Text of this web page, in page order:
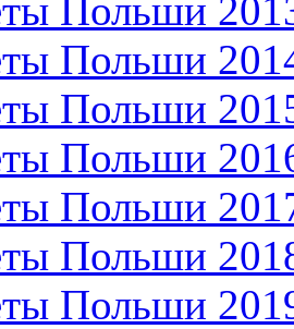
Польши
Польши
Польши
Польши
Польши
Польши
Польши